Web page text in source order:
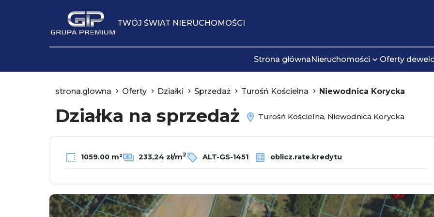
TWÓJ ŚWIAT NIERUCHOMOŚCI
Strona głównaNieruchomości Oferty
strona.glowna Oferty Działki Sprzedaż Turośń Kościelna Niewodnica Korycka
Działka na sprzedaż Turośń Kościelna, Niewodnica Korycka
1059.00 m² 233,24 zł/m2 ALT-GS-1451 oblicz.rate.kredytu